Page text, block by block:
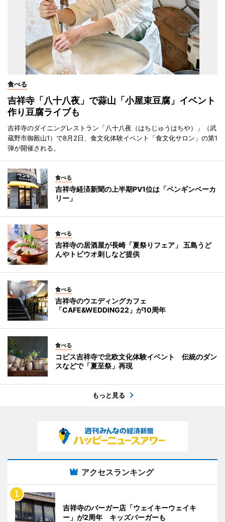
食べる
吉祥寺「八十八夜」で蒜山「小屋束豆腐」イベント
作り豆腐ライブも
吉祥寺のダイニングレストラン「八十八夜（はちじゅうはちや）」（武
蔵野市御殿山1）で8月2日、食文化体験イベント「食文化サロン」の第1
弾が開催される。
食べる
吉祥寺経済新聞の上半期PV1位は「ペンギンベーカ
リー」
食べる
吉祥寺の居酒屋が長崎「夏祭りフェア」 五島うど
んやトビウオ刺しなど提供
食べる
吉祥寺のウエディングカフェ
「CAFE&WEDDING22」が10周年
食べる
コピス吉祥寺で北欧文化体験イベント 伝統のダン
スなどで「夏至祭」再現
もっと見る
アクセスランキング
吉祥寺のバーガー店「ウェイキーウェイキ
ー」が2周年 キッズバーガーも